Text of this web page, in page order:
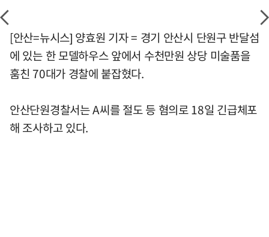
[안산=뉴시스] 양효원 기자 = 경기 안산시 단원구 반달섬
에 있는 한 모델하우스 앞에서 수천만원 상당 미술품을
훔친 70대가 경찰에 붙잡혔다.
안산단원경찰서는 A씨를 절도 등 혐의로 18일 긴급체포
해 조사하고 있다.